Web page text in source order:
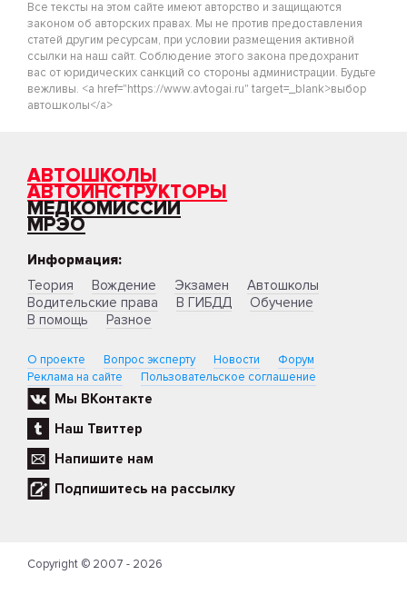
Все тексты на этом сайте имеют авторство и защищаются
законом об авторских правах. Мы не против предоставления
статей другим ресурсам, при условии размещения активной
ссылки на наш сайт. Соблюдение этого закона предохранит
вас от юридических санкций со стороны администрации. Будьте
вежливы. <a href="https://www.avtogai.ru" target=_blank>выбор
автошколы</a>
АВТОШКОЛЫ
АВТОИНСТРУКТОРЫ
МЕДКОМИССИИ
МРЭО
Информация:
Теория
Вождение Экзамен
Автошколы
Водительские права
В ГИБДД
Обучение
В помощь
Разное
О проекте Вопрос эксперту Новости
Форум
Реклама на сайте
Пользовательское соглашение
Мы ВКонтакте
Наш Твиттер
Напишите нам
Подпишитесь на рассылку
Copyright © 2007 - 2026